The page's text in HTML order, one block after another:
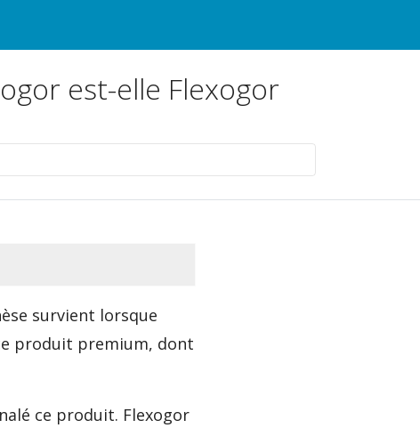
est-elle Flexogor
survient lorsque
produit premium, dont
ce produit. Flexogor